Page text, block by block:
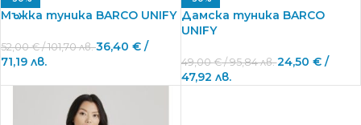
Мъжка туника BARCO UNIFY
52,00€/ 101,70 лв.36,40 € /
71,19 лв.
Дамска туника BARCO
UNIFY
49,00€/ 95,84 лв.24,50 €/
47,92 лв.